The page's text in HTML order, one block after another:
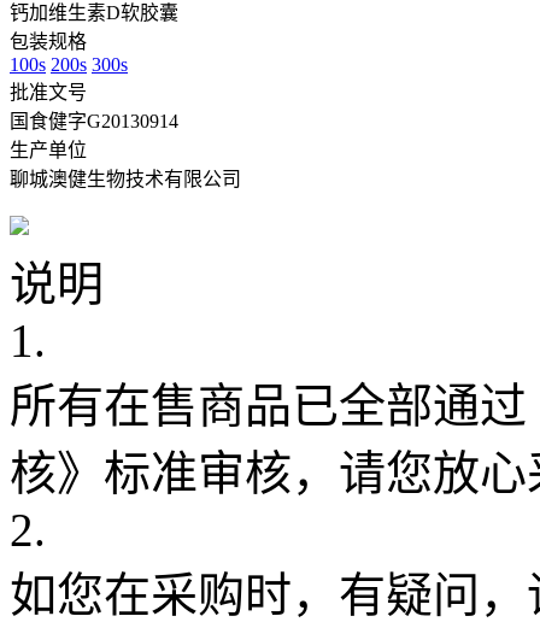
钙加维生素D软胶囊
包装规格
100s 200s 300s
批准文号
国食健字G20130914
生产单位
聊城澳健生物技术有限公司
说明
1.
所有在售商品已全部通
核》标准审核，请您放心
2.
如您在采购时，有疑问